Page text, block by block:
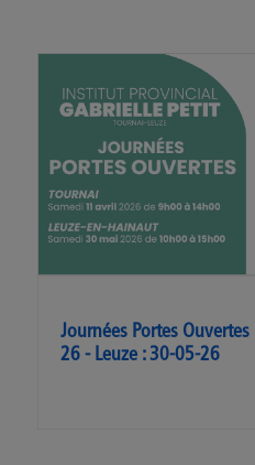
Journées Portes
26 - Leuze : 30-05-26